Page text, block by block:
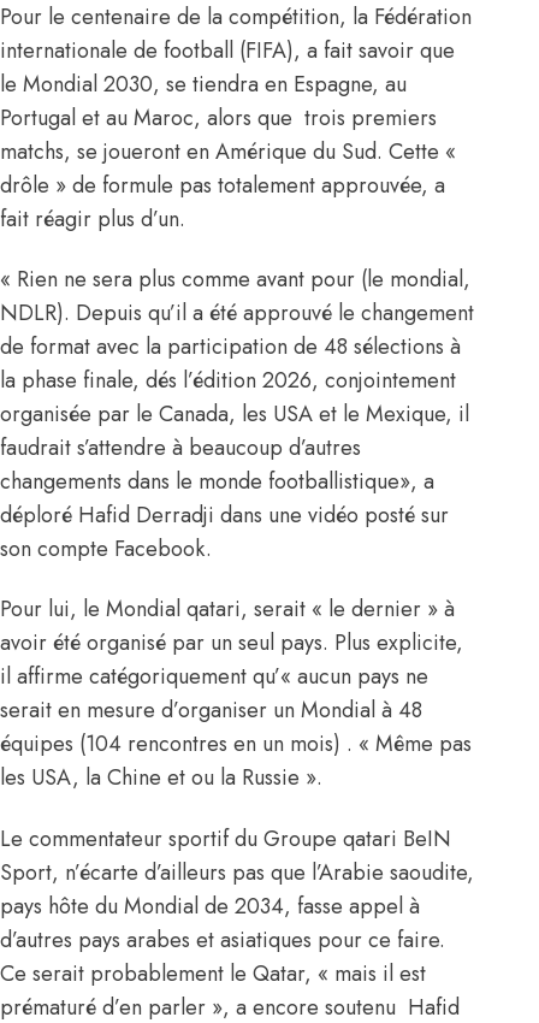
Pour le centenaire de la compétition, la Fédération
internationale de football (FIFA), a fait savoir que
le Mondial 2030, se tiendra en Espagne, au
Portugal et au Maroc, alors que trois premiers
matchs, se joueront en Amérique du Sud. Cette «
drôle » de formule pas totalement approuvée, a
fait réagir plus d’un.
« Rien ne sera plus comme avant pour (le mondial,
NDLR). Depuis qu’il a été approuvé le changement
de format avec la participation de 48 sélections à
la phase finale, dés l’édition 2026, conjointement
organisée par le Canada, les USA et le Mexique, il
faudrait s’attendre à beaucoup d’autres
changements dans le monde footballistique», a
déploré Hafid Derradji dans une vidéo posté sur
son compte Facebook.
Pour lui, le Mondial qatari, serait « le dernier » à
avoir été organisé par un seul pays. Plus explicite,
il affirme catégoriquement qu’« aucun pays ne
serait en mesure d’organiser un Mondial à 48
équipes (104 rencontres en un mois) . « Même pas
les USA, la Chine et ou la Russie ».
Le commentateur sportif du Groupe qatari BeIN
Sport, n’écarte d’ailleurs pas que l’Arabie saoudite,
pays hôte du Mondial de 2034, fasse appel à
d’autres pays arabes et asiatiques pour ce faire.
Ce serait probablement le Qatar, « mais il est
prématuré d’en parler », a encore soutenu Hafid